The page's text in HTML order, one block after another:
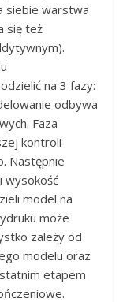
siebie warstwa
się też
na 3 fazy:
odbywa
Faza
kontroli
Następnie
wysokość
model na
może
zależy od
modelu oraz
etapem